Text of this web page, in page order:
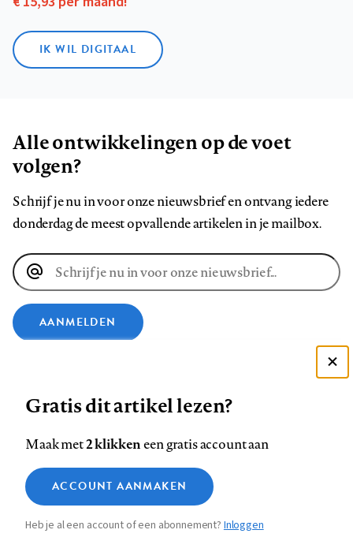
IK WIL DIGITAAL
Alle ontwikkelingen op de voet
volgen?
Schrijf je nu in voor onze nieuwsbrief en ontvang iedere
donderdag de meest opvallende artikelen in je mailbox.
E-
mailadres
AANMELDEN
ons
op
Facebook
ons
op
ons
op
ons
op
ons
op
YouTube
ons
Footer
navigation
Contact Privacy
Medische vragen verdienen
betrouwbare antwoorden
Gratis dit artikel lezen?
Maak met2 klikkeneen gratis account aan
ACCOUNT AANMAKEN
Heb je al een account of een abonnement?Inloggen
Zie onze cookie policy
Analytische cookies
Marketing cookies